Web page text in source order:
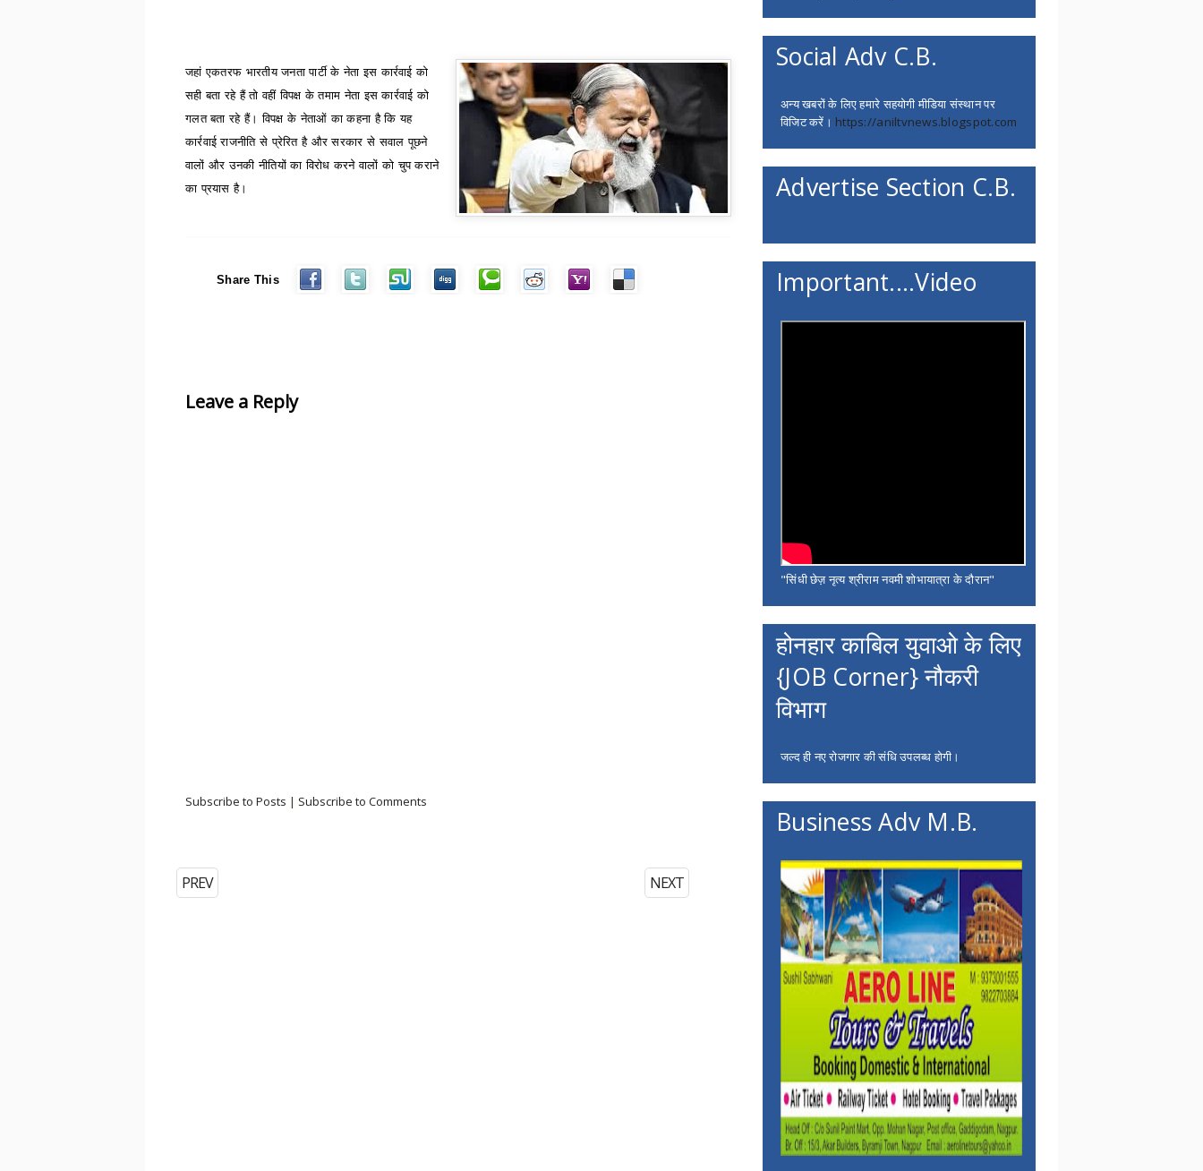
जहां एकतरफ भारतीय जनता पार्टी के नेता इस कार्रवाई को
सही बता रहे हैं तो वहीं विपक्ष के तमाम नेता इस कार्रवाई को
गलत बता रहे हैं। विपक्ष के नेताओं का कहना है कि यह
कार्रवाई राजनीति से प्रेरित है और सरकार से सवाल पूछने
वालों और उनकी नीतियों का विरोध करने वालों को चुप कराने
का प्रयास है।
Share This
Leave a Reply
Subscribe to Posts | Subscribe to Comments
NEXT
PREV
Social Adv C.B.
अन्य खबरों के लिए हमारे सहयोगी मीडिया संस्थान पर
विजिट करें। https://aniltvnews.blogspot.com
Advertise Section C.B.
Important....Video
"सिंधी छेज़ नृत्य श्रीराम नवमी शोभायात्रा के दौरान"
होनहार काबिल युवाओ के लिए
{JOB Corner} नौकरी
विभाग
जल्द ही नए रोजगार की संधि उपलब्ध होगी।
Business Adv M.B.